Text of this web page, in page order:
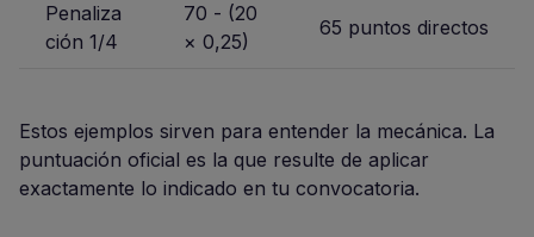
Penaliza
ción 1/4
70 - (20
× 0,25)
65 puntos directos
Estos ejemplos sirven para entender la mecánica. La
puntuación oficial es la que resulte de aplicar
exactamente lo indicado en tu convocatoria.